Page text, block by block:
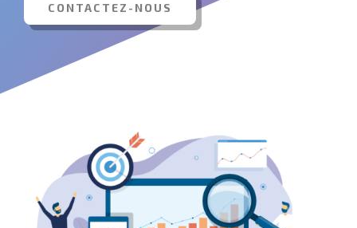
CONTACTEZ-NOUS